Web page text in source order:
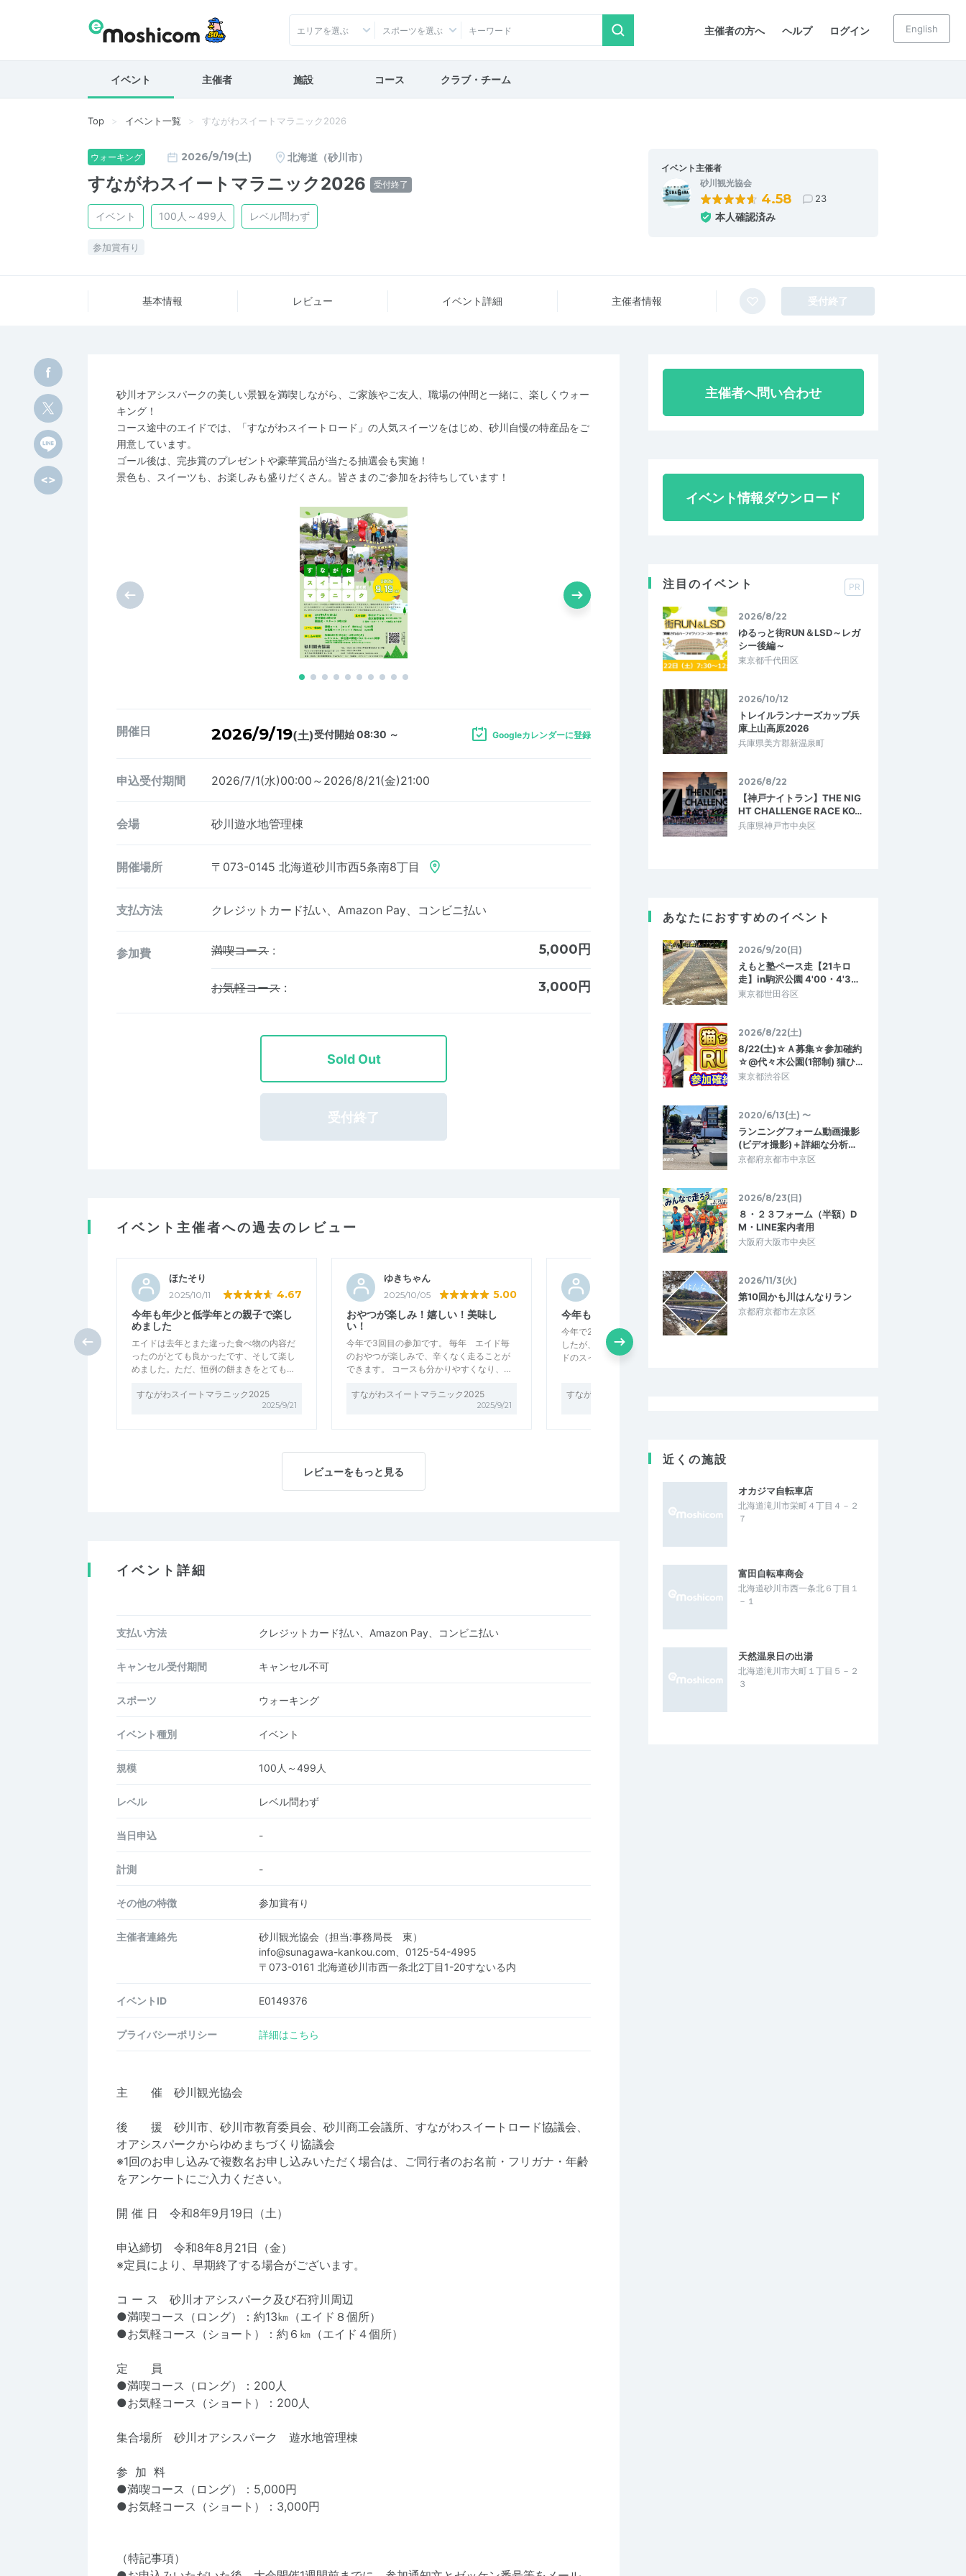
主催者の方へ ヘルプ ログイン
エリアを選ぶ スポーツを選ぶ English
イベント 主催者 施設 コース クラブ・チーム
Top イベント一覧 すながわスイートマラニック2026
ウォーキング 2026/9/19(土) 北海道（砂川市）
すながわスイートマラニック2026 受付終了
イベント 100人～499人 レベル問わず
参加賞有り
イベント主催者
砂川観光協会
4.58 23
本人確認済み
基本情報 レビュー イベント詳細 主催者情報 受付終了
砂川オアシスパークの美しい景観を満喫しながら、ご家族やご友人、職場の仲間と一緒に、楽しくウォー
キング！
コース途中のエイドでは、「すながわスイートロード」の人気スイーツをはじめ、砂川自慢の特産品をご
用意しています。
ゴール後は、完歩賞のプレゼントや豪華賞品が当たる抽選会も実施！
景色も、スイーツも、お楽しみも盛りだくさん。皆さまのご参加をお待ちしています！
開催日 2026/9/19(土)受付開始 08:30 ～ Googleカレンダーに登録
申込受付期間 2026/7/1(水)00:00～2026/8/21(金)21:00
会場 砂川遊水地管理棟
開催場所 〒073-0145 北海道砂川市西5条南8丁目
支払方法 クレジットカード払い、Amazon Pay、コンビニ払い
参加費 満喫コース : 5,000円
お気軽コース : 3,000円
Sold Out
受付終了
イベント主催者への過去のレビュー
ほたそり
2025/10/11 4.67
今年も年少と低学年との親子で楽し
めました
エイドは去年とまた違った食べ物の内容だ
ったのがとても良かったです、そして楽し
めました。ただ、恒例の餅まきをとても…
すながわスイートマラニック2025
2025/9/21
ゆきちゃん
2025/10/05 5.00
おやつが楽しみ！嬉しい！美味し
い！
今年で3回目の参加です。 毎年 エイド毎
のおやつが楽しみで、辛くなく走ることが
できます。 コースも分かりやすくなり、…
すながわスイートマラニック2025
2025/9/21
5.00
今年も最高ーでした！
今年で2回目の参加でした。 天気が微妙で
したが、雨もギリギリセーフでした。 エイ
ドのスイーツも美味しく、塩おにぎりと…
すながわスイートマラニック2025
2025/09/24
イベントで練習
レビューをもっと見る
イベント詳細
支払い方法 クレジットカード払い、Amazon Pay、コンビニ払い
キャンセル受付期間 キャンセル不可
スポーツ ウォーキング
イベント種別 イベント
規模 100人～499人
レベル レベル問わず
当日申込 -
計測 -
その他の特徴 参加賞有り
主催者連絡先
砂川観光協会（担当:事務局長 東）
info@sunagawa-kankou.com、0125-54-4995
〒073-0161 北海道砂川市西一条北2丁目1-20すないる内
イベントID E0149376
プライバシーポリシー 詳細はこちら
主 催 砂川観光協会
後 援 砂川市、砂川市教育委員会、砂川商工会議所、すながわスイートロード協議会、
オアシスパークからゆめまちづくり協議会
※1回のお申し込みで複数名お申し込みいただく場合は、ご同行者のお名前・フリガナ・年齢
をアンケートにご入力ください。
開 催 日 令和8年9月19日（土）
申込締切 令和8年8月21日（金）
※定員により、早期終了する場合がございます。
コ ー ス 砂川オアシスパーク及び石狩川周辺
●満喫コース（ロング）：約13㎞（エイド８個所）
●お気軽コース（ショート）：約６㎞（エイド４個所）
定 員
●満喫コース（ロング）：200人
●お気軽コース（ショート）：200人
集合場所 砂川オアシスパーク 遊水地管理棟
参 加 料
●満喫コース（ロング）：5,000円
●お気軽コース（ショート）：3,000円
（特記事項）
主催者へ問い合わせ
イベント情報ダウンロード
注目のイベント PR
2026/8/22
ゆるっと街RUN＆LSD～レガ
シー後編～
東京都千代田区
2026/10/12
トレイルランナーズカップ兵
庫上山高原2026
兵庫県美方郡新温泉町
2026/8/22
【神戸ナイトラン】THE NIG
HT CHALLENGE RACE KO…
兵庫県神戸市中央区
あなたにおすすめのイベント
2026/9/20(日)
えもと塾ペース走【21キロ
走】in駒沢公園 4'00・4'3…
東京都世田谷区
2026/8/22(土)
8/22(土)☆Ａ募集☆参加確約
☆@代々木公園(1部制) 猫ひ…
東京都渋谷区
2020/6/13(土) 〜
ランニングフォーム動画撮影
(ビデオ撮影)＋詳細な分析…
京都府京都市中京区
2026/8/23(日)
８・２３フォーム（半額）D
M・LINE案内者用
大阪府大阪市中央区
2026/11/3(火)
第10回かも川はんなりラン
京都府京都市左京区
近くの施設
オカジマ自転車店
北海道滝川市栄町４丁目４－２
７
富田自転車商会
北海道砂川市西一条北６丁目１
－１
天然温泉日の出湯
北海道滝川市大町１丁目５－２
３